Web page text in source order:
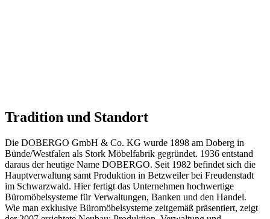
Tradition und Standort
Die DOBERGO GmbH & Co. KG wurde 1898 am Doberg in
Bünde/Westfalen als Stork Möbelfabrik gegründet. 1936 entstand
daraus der heutige Name DOBERGO. Seit 1982 befindet sich die
Hauptverwaltung samt Produktion in Betzweiler bei Freudenstadt
im Schwarzwald. Hier fertigt das Unternehmen hochwertige
Büromöbelsysteme für Verwaltungen, Banken und den Handel.
Wie man exklusive Büromöbelsysteme zeitgemäß präsentiert, zeigt